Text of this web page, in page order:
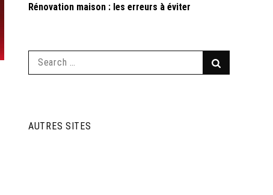
Rénovation maison : les erreurs à éviter
Search
AUTRES SITES